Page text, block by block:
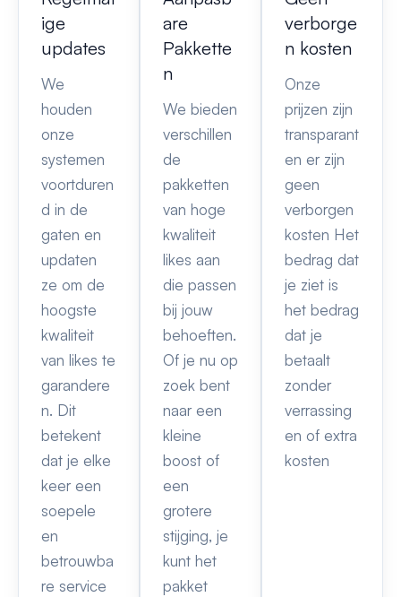
ige
updates
We
houden
onze
systemen
voortduren
d in de
gaten en
updaten
ze om de
hoogste
kwaliteit
van likes te
garandere
n. Dit
betekent
dat je elke
keer een
soepele
en
betrouwba
re service
are
Pakkette
n
We bieden
verschillen
de
pakketten
van hoge
kwaliteit
likes aan
die passen
bij jouw
behoeften.
Of je nu op
zoek bent
naar een
kleine
boost of
een
grotere
stijging, je
kunt het
pakket
verborge
n kosten
Onze
prijzen zijn
transparant
en er zijn
geen
verborgen
kosten Het
bedrag dat
je ziet is
het bedrag
dat je
betaalt
zonder
verrassing
en of extra
kosten